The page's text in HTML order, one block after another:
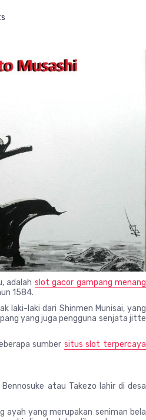
adalah slot gacor gampang menang
1584.
laki-laki dari Shinmen Munisai, yang
yang juga pengguna senjata jitte
sumber situs slot terpercaya
atau Takezo lahir di desa
ayah yang merupakan seniman bela